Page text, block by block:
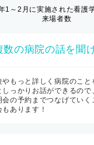
～2月に実施された看護
来場者数
の病院の話を聞
もっと詳しく病院のこと
しっかりお話ができるの
の予約までつなげてい
あります！